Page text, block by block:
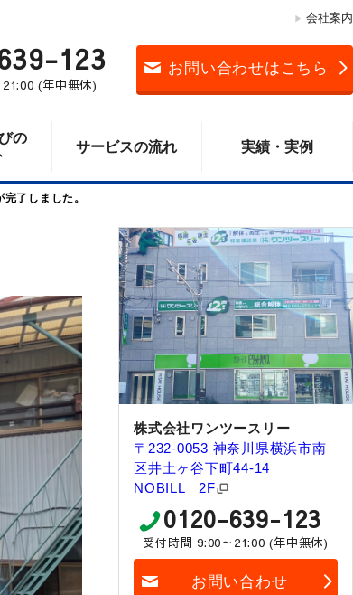
会社案内
123
(年中無休)
お問い合わせはこちら
の
サービスの流れ 実績・実例
了しました。
株式会社ワンツースリー
〒232-0053 神奈川県横浜市南
区井土ヶ谷下町44-14
NOBILL 2F
0120-639-123
受付時間 9:00～21:00 (年中無休)
お問い合わせ